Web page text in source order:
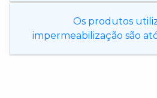
Os produtos
impermeabilização são